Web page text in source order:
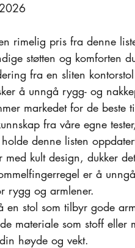
rimelig pris fra denne
støtten og komforten
fra en sliten
å unngå rygg- og
markedet for de beste
fra våre egne
denne listen
kult design, dukker
er å
rygg og armlener.
en stol som tilbyr gode
materiale som stoff eller
høyde og vekt.